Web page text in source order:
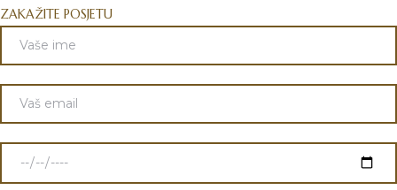
ZAKAŽITE POSJETU